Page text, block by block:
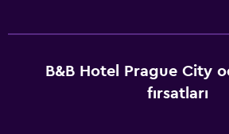
B&B Hotel Prague City
fırsatları